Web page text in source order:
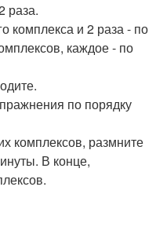
раза.
комплекса и 2 раза - по
каждое - по
по порядку
комплексов, размните
В конце,